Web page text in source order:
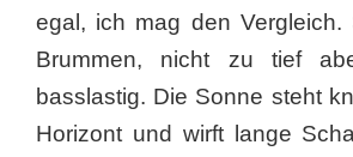
egal, ich mag den Vergleich.
Brummen, nicht zu tief
basslastig. Die Sonne steht
Horizont und wirft lange